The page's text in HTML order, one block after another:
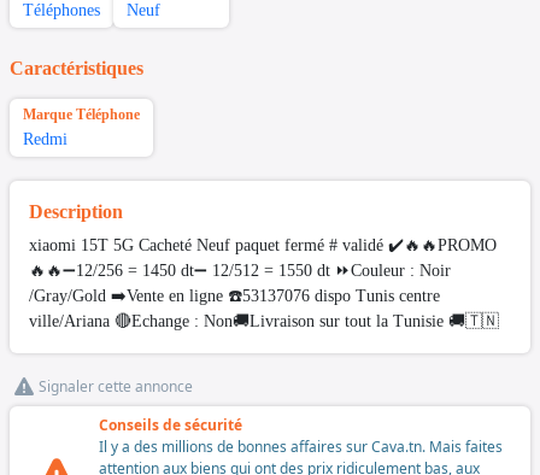
Téléphones Neuf
Caractéristiques
Marque Téléphone
Redmi
Description
xiaomi 15T 5G Cacheté Neuf paquet fermé # validé ✔️🔥🔥PROMO
🔥🔥➖12/256 = 1450 dt➖ 12/512 = 1550 dt ⏩Couleur : Noir
/Gray/Gold ➡️Vente en ligne ☎️53137076 dispo Tunis centre
ville/Ariana 🔴Echange : Non🚚Livraison sur tout la Tunisie 🚚🇹🇳
Signaler cette annonce
Conseils de sécurité
Il y a des millions de bonnes affaires sur Cava.tn. Mais faites
attention aux biens qui ont des prix ridiculement bas, aux